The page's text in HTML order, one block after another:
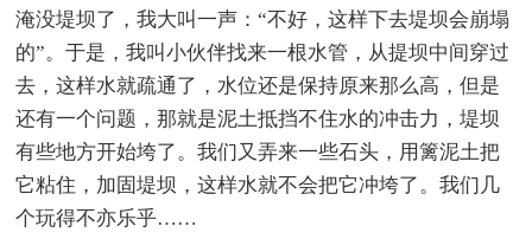
淹没堤坝了，我大叫一声：“不好，这样下去堤坝会崩塌
的”。于是，我叫小伙伴找来一根水管，从提坝中间穿过
去，这样水就疏通了，水位还是保持原来那么高，但是
还有一个问题，那就是泥土抵挡不住水的冲击力，堤坝
有些地方开始垮了。我们又弄来一些石头，用篱泥土把
它粘住，加固堤坝，这样水就不会把它冲垮了。我们几
个玩得不亦乐乎……